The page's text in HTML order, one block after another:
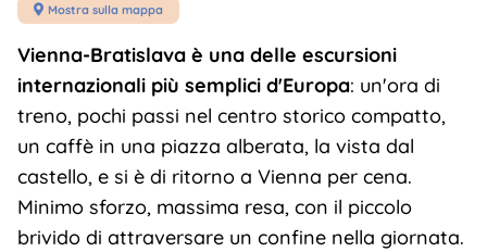
 Mostra sulla mappa
Vienna-Bratislava è una delle escursioni
internazionali più semplici d'Europa: un'ora di
treno, pochi passi nel centro storico compatto,
un caffè in una piazza alberata, la vista dal
castello, e si è di ritorno a Vienna per cena.
Minimo sforzo, massima resa, con il piccolo
brivido di attraversare un confine nella giornata.